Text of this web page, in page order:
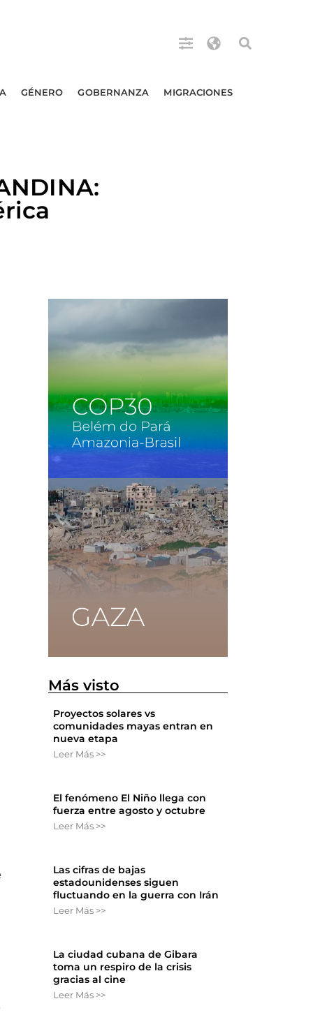
GÉNERO GOBERNANZA MIGRACIONES
Más visto
Proyectos solares vs
comunidades mayas entran en
nueva etapa
Leer Más >>
El fenómeno El Niño llega con
fuerza entre agosto y octubre
Leer Más >>
Las cifras de bajas
estadounidenses siguen
fluctuando en la guerra con Irán
Leer Más >>
La ciudad cubana de Gibara
toma un respiro de la crisis
gracias al cine
Leer Más >>